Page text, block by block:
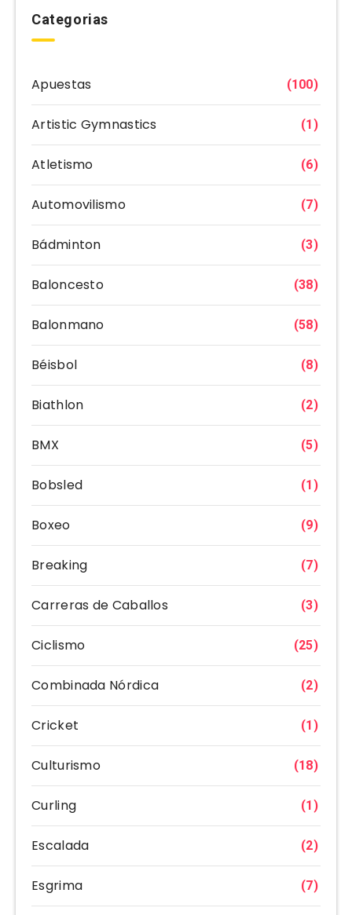
Categorias
Apuestas (100)
Artistic Gymnastics (1)
Atletismo (6)
Automovilismo (7)
Bádminton (3)
Baloncesto (38)
Balonmano (58)
Béisbol (8)
Biathlon (2)
BMX (5)
Bobsled (1)
Boxeo (9)
Breaking (7)
Carreras de Caballos (3)
Ciclismo (25)
Combinada Nórdica (2)
Cricket (1)
Culturismo (18)
Curling (1)
Escalada (2)
Esgrima (7)